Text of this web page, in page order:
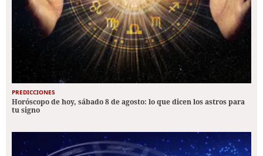
PREDICCIONES
Horóscopo de hoy, sábado 8 de agosto: lo que dicen los astros para
tu signo